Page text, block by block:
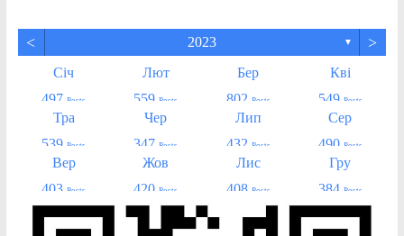
< 2023 ▼ >
Січ
497 Posts
Лют
559 Posts
Бер
802 Posts
Кві
549 Posts
Тра
539 Posts
Чер
347 Posts
Лип
432 Posts
Сер
490 Posts
Вер
403 Posts
Жов
420 Posts
Лис
408 Posts
Гру
384 Posts